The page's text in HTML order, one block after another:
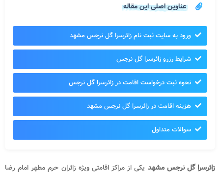
عناوین اصلی این مقاله
ورود به سایت ثبت نام زائرسرا گل نرجس مشهد
شرایط رزرو زائرسرا گل نرجس
نحوه ثبت درخواست اقامت در زائرسرا گل نرجس
هزینه اقامت در زائرسرا گل نرجس مشهد
سوالات متداول
زائرسرا گل نرجس مشهد یکی از مراکز اقامتی ویژه زائران حرم مطهر امام رضا